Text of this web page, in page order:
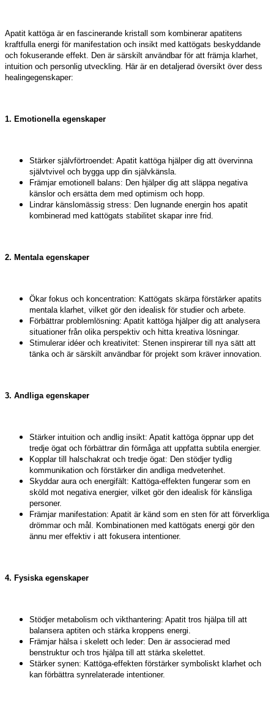
Apatit kattöga är en fascinerande kristall som kombinerar apatitens
kraftfulla energi för manifestation och insikt med kattögats beskyddande
och fokuserande effekt. Den är särskilt användbar för att främja klarhet,
intuition och personlig utveckling. Här är en detaljerad översikt över dess
healingegenskaper:
1. Emotionella egenskaper
Stärker självförtroendet: Apatit kattöga hjälper dig att övervinna
självtvivel och bygga upp din självkänsla.
Främjar emotionell balans: Den hjälper dig att släppa negativa
känslor och ersätta dem med optimism och hopp.
Lindrar känslomässig stress: Den lugnande energin hos apatit
kombinerad med kattögats stabilitet skapar inre frid.
2. Mentala egenskaper
Ökar fokus och koncentration: Kattögats skärpa förstärker apatits
mentala klarhet, vilket gör den idealisk för studier och arbete.
Förbättrar problemlösning: Apatit kattöga hjälper dig att analysera
situationer från olika perspektiv och hitta kreativa lösningar.
Stimulerar idéer och kreativitet: Stenen inspirerar till nya sätt att
tänka och är särskilt användbar för projekt som kräver innovation.
3. Andliga egenskaper
Stärker intuition och andlig insikt: Apatit kattöga öppnar upp det
tredje ögat och förbättrar din förmåga att uppfatta subtila energier.
Kopplar till halschakrat och tredje ögat: Den stödjer tydlig
kommunikation och förstärker din andliga medvetenhet.
Skyddar aura och energifält: Kattöga-effekten fungerar som en
sköld mot negativa energier, vilket gör den idealisk för känsliga
personer.
Främjar manifestation: Apatit är känd som en sten för att förverkliga
drömmar och mål. Kombinationen med kattögats energi gör den
ännu mer effektiv i att fokusera intentioner.
4. Fysiska egenskaper
Stödjer metabolism och vikthantering: Apatit tros hjälpa till att
balansera aptiten och stärka kroppens energi.
Främjar hälsa i skelett och leder: Den är associerad med
benstruktur och tros hjälpa till att stärka skelettet.
Stärker synen: Kattöga-effekten förstärker symboliskt klarhet och
kan förbättra synrelaterade intentioner.